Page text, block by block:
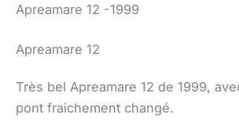
Apreamare 12 -1999
Apreamare 12
Très bel Apreamare 12 de 1999,
pont fraichement changé.